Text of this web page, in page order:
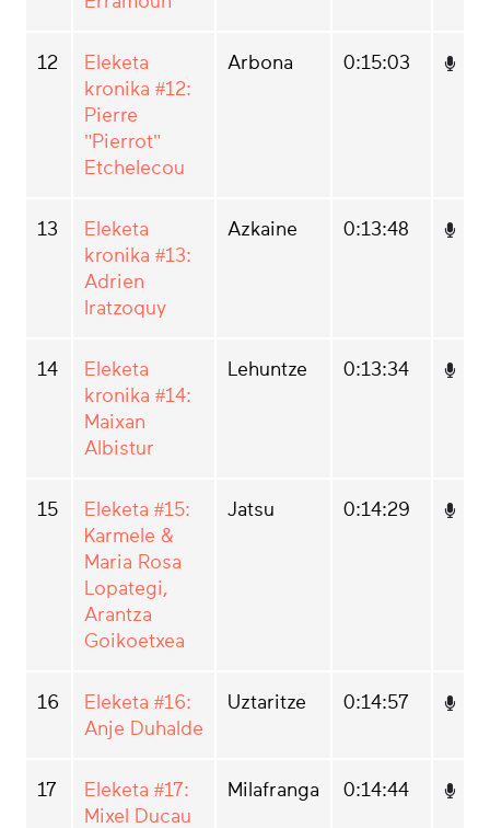
12
Eleketa
kronika #12:
Pierre
"Pierrot"
Etchelecou
Arbona 0:15:03
13
Eleketa
kronika #13:
Adrien
Iratzoquy
Azkaine 0:13:48
14
Eleketa
kronika #14:
Maixan
Albistur
Lehuntze 0:13:34
15
Eleketa #15:
Karmele &
Maria Rosa
Lopategi,
Arantza
Goikoetxea
Jatsu 0:14:29
16
Eleketa #16:
Anje Duhalde
Uztaritze 0:14:57
17
Eleketa #17:
Mixel Ducau
Milafranga 0:14:44